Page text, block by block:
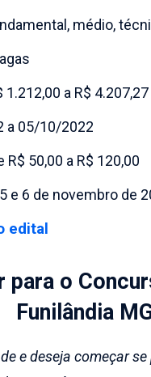
médio,
a R$ 4.207,27
a 05/10/2022
50,00 a R$ 120,00
e 6 de novembro de
edital
para o
Funilândia
e deseja começar